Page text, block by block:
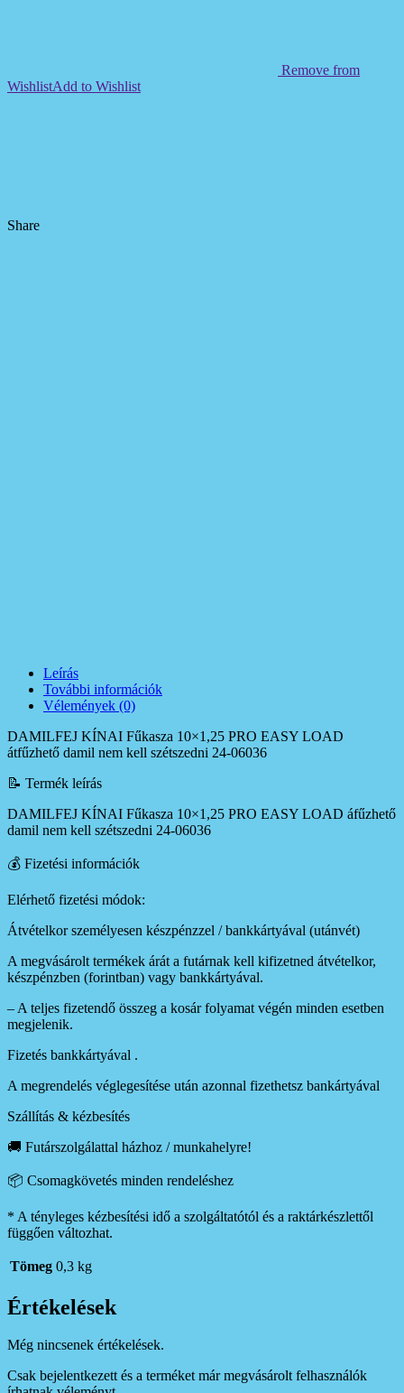
Remove from
WishlistAdd to Wishlist
Share
Leírás
További információk
Vélemények (0)
DAMILFEJ KÍNAI Fűkasza 10×1,25 PRO EASY LOAD
átfűzhető damil nem kell szétszedni 24-06036
📝 Termék leírás
DAMILFEJ KÍNAI Fűkasza 10×1,25 PRO EASY LOAD áfűzhető
damil nem kell szétszedni 24-06036
💰 Fizetési információk
Elérhető fizetési módok:
Átvételkor személyesen készpénzzel / bankkártyával (utánvét)
A megvásárolt termékek árát a futárnak kell kifizetned átvételkor,
készpénzben (forintban) vagy bankkártyával.
– A teljes fizetendő összeg a kosár folyamat végén minden esetben
megjelenik.
Fizetés bankkártyával .
A megrendelés véglegesítése után azonnal fizethetsz bankártyával
Szállítás & kézbesítés
🚚 Futárszolgálattal házhoz / munkahelyre!
📦 Csomagkövetés minden rendeléshez
* A tényleges kézbesítési idő a szolgáltatótól és a raktárkészlettől
függően változhat.
Tömeg 0,3 kg
Értékelések
Még nincsenek értékelések.
Csak bejelentkezett és a terméket már megvásárolt felhasználók